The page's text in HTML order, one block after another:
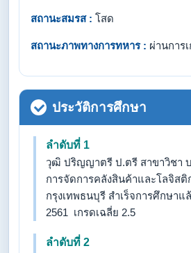
สถานะสมรส : โสด
สถานะภาพทางการทหาร : ผ่านการ
ประวัติการศึกษา
ลำดับที่ 1
วุฒิ ปริญญาตรี ป.ตรี สาขาวิชา
การจัดการคลังสินค้าและโลจิส
กรุงเทพธนบุรี สำเร็จการศึกษาแ
2561 เกรดเฉลี่ย 2.5
ลำดับที่ 2